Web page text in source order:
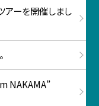
アーを開催しまし
NAKAMA”